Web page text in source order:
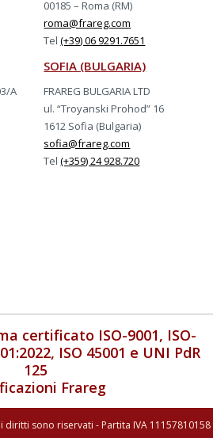
00185 – Roma (RM)
roma@frareg.com
Tel(+39) 06 9291.7651
A
SOFIA (BULGARIA)
FRAREG BULGARIA LTD
ul. “Troyanski Prohod” 16
1612 Sofia (Bulgaria)
sofia@frareg.com
Tel(+359) 24 928.720
certificato ISO-9001, ISO-
ISO 45001 e UNI PdR
125
Frareg
diritti sono riservati - Partita IVA 11157810158